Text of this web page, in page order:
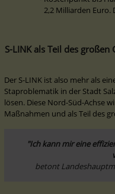
2,2 Milliarden Euro.
S-LINK als Teil des großen
Der S-LINK ist also mehr als
Staproblematik in der Stadt
lösen. Diese Nord-Süd-Achse
Maßnahmen und als Teil des
"Ich kann mir eine
betont